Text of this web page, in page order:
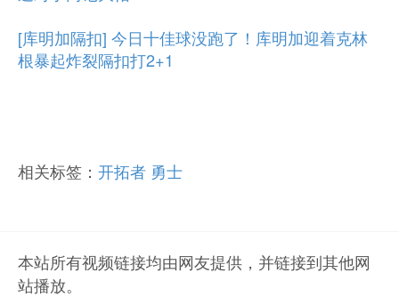
[库明加隔扣] 今日十佳球没跑了！库明加迎着克林
根暴起炸裂隔扣打2+1
相关标签： 开拓者 勇士
本站所有视频链接均由网友提供，并链接到其他网
站播放。